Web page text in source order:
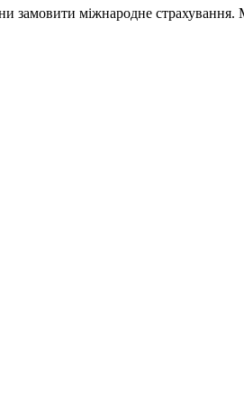
замовити міжнародне страхування.